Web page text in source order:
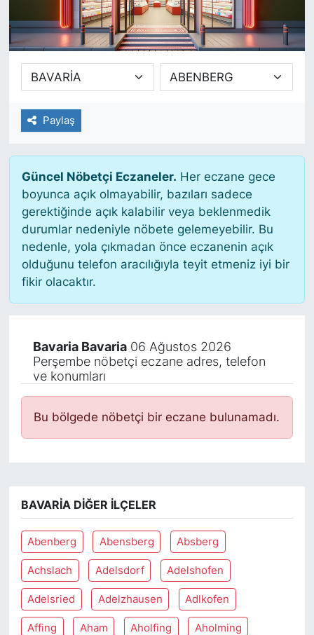
Paylaş
Güncel Nöbetçi Eczaneler. Her eczane gece
boyunca açık olmayabilir, bazıları sadece
gerektiğinde açık kalabilir veya beklenmedik
durumlar nedeniyle nöbete gelemeyebilir. Bu
nedenle, yola çıkmadan önce eczanenin açık
olduğunu telefon aracılığıyla teyit etmeniz iyi bir
fikir olacaktır.
Bavaria Bavaria06 Ağustos 2026
Perşembe nöbetçi eczane adres, telefon
ve konumları
Bu bölgede nöbetçi bir eczane bulunamadı.
BAVARIA DIĞER İLÇELER
Abenberg Abensberg Absberg
Achslach Adelsdorf Adelshofen
Adelsried Adelzhausen Adlkofen
Affing Aham Aholfing Aholming
SİYASET
SAĞLIK